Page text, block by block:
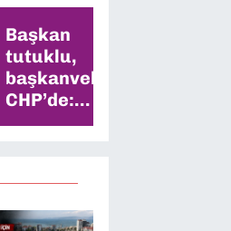
Başkan
tutuklu,
başkanvekili
CHP’de:
Meclis